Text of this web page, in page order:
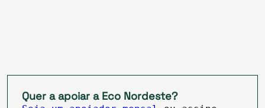
Quer a apoiar a Eco Nordeste?